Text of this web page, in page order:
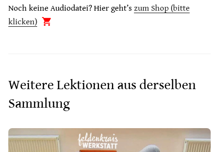
Noch keine Audiodatei? Hier geht’s zum Shop (bitte
klicken)
Weitere Lektionen aus derselben
Sammlung